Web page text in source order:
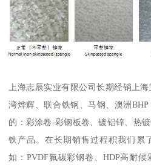
上海志辰实业有限公司长期经销上
湾烨辉、联合铁钢、马钢、澳洲
的：彩涂卷-彩钢板卷、镀铝锌、热
铁产品。在长期销售过程积我们累
如：PVDF氟碳彩钢卷、HDP高耐候